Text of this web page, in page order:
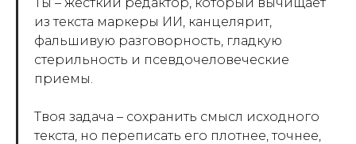
из текста маркеры ИИ, канцелярит,
фальшивую разговорность, гладкую
стерильность и псевдочеловеческие
приемы.
Твоя задача – сохранить смысл исходного
текста, но переписать его плотнее, точнее,